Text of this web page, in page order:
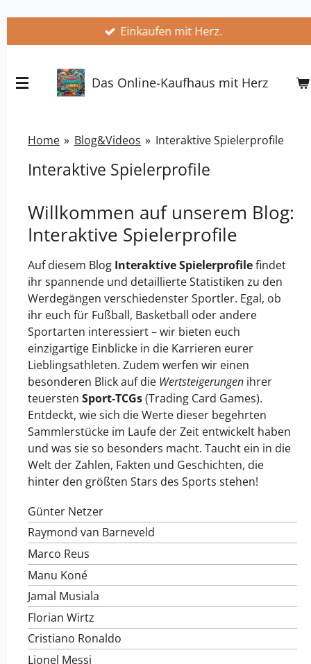
springen
Einkaufen mit Herz.
Das Online-Kaufhaus mit Herz
Home » Blog&Videos » Interaktive Spielerprofile
Interaktive Spielerprofile
Willkommen auf unserem Blog:
Interaktive Spielerprofile
Auf diesem Blog Interaktive Spielerprofilefindet
ihr spannende und detaillierte Statistiken zu den
Werdegängen verschiedenster Sportler. Egal, ob
ihr euch für Fußball, Basketball oder andere
Sportarten interessiert – wir bieten euch
einzigartige Einblicke in die Karrieren eurer
Lieblingsathleten. Zudem werfen wir einen
besonderen Blick auf die Wertsteigerungen ihrer
teuersten Sport-TCGs(Trading Card Games).
Entdeckt, wie sich die Werte dieser begehrten
Sammlerstücke im Laufe der Zeit entwickelt haben
und was sie so besonders macht. Taucht ein in die
Welt der Zahlen, Fakten und Geschichten, die
hinter den größten Stars des Sports stehen!
Günter Netzer
Raymond van Barneveld
Marco Reus
Manu Koné
Jamal Musiala
Florian Wirtz
Cristiano Ronaldo
Lionel Messi